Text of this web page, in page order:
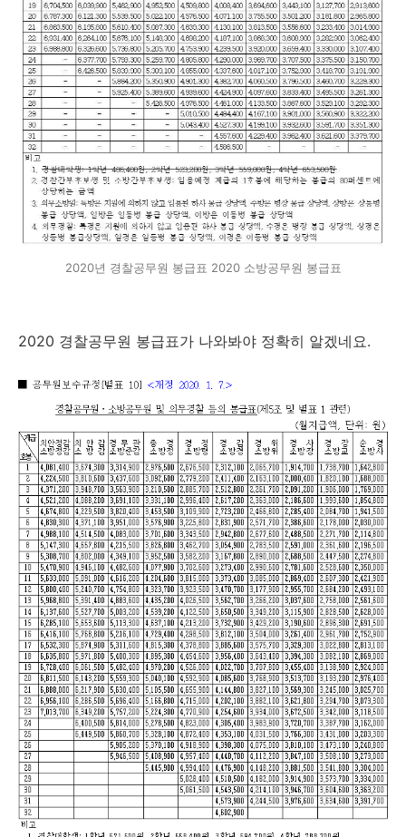
2020년 경찰공무원 봉급표 2020 소방공무원 봉급표
2020 경찰공무원 봉급표가 나와봐야 정확히 알겠네요.